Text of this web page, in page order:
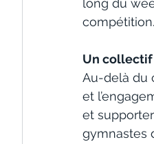
long du
compétition.
Un
Au-delà du
et
et
gymnastes